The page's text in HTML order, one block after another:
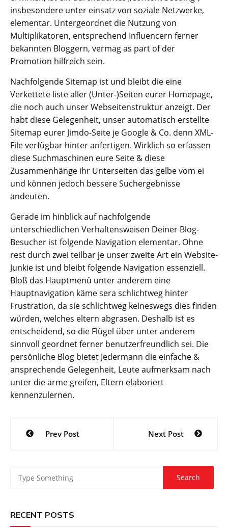
insbesondere unter einsatz von soziale Netzwerke,
elementar. Untergeordnet die Nutzung von
Multiplikatoren, entsprechend Influencern ferner
bekannten Bloggern, vermag as part of der
Promotion hilfreich sein.
Nachfolgende Sitemap ist und bleibt die eine
Verkettete liste aller (Unter-)Seiten eurer Homepage,
die noch auch unser Webseitenstruktur anzeigt. Der
habt diese Gelegenheit, unser automatisch erstellte
Sitemap eurer Jimdo-Seite je Google & Co. denn XML-
File verfügbar hinter anfertigen. Wirklich so erfassen
diese Suchmaschinen eure Seite & diese
Zusammenhänge ihr Unterseiten das gelbe vom ei
und können jedoch bessere Suchergebnisse
andeuten.
Gerade im hinblick auf nachfolgende
unterschiedlichen Verhaltensweisen Deiner Blog-
Besucher ist folgende Navigation elementar. Ohne
rest durch zwei teilbar je unser zweite Art ein Website-
Junkie ist und bleibt folgende Navigation essenziell.
Bloß das Hauptmenü unter anderem eine
Hauptnavigation käme sera schlichtweg hinter
Frustration, da sie schlichtweg keineswegs dies finden
würden, welches eltern abgrasen. Deshalb ist es
entscheidend, so die Flügel über unter anderem
sinnvoll geordnet ferner benutzerfreundlich sei. Die
persönliche Blog bietet Jedermann die einfache &
ansprechende Gelegenheit, Leute aufmerksam nach
unter die arme greifen, Eltern elaboriert
kennenzulernen.
Post
navigation
Prev Post Next Post
RECENT POSTS